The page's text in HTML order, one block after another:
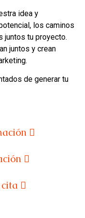
idea y
los caminos
juntos tu proyecto.
juntos y crean
de generar tu